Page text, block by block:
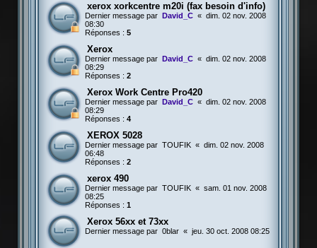
xerox xorkcentre m20i (fax besoin d'info)
Dernier message par David_C « dim. 02 nov. 2008
08:30
Réponses : 5
Xerox
Dernier message par David_C « dim. 02 nov. 2008
08:29
Réponses : 2
Xerox Work Centre Pro420
Dernier message par David_C « dim. 02 nov. 2008
08:29
Réponses : 4
XEROX 5028
Dernier message par TOUFIK « dim. 02 nov. 2008
06:48
Réponses : 2
xerox 490
Dernier message par TOUFIK « sam. 01 nov. 2008
08:25
Réponses : 1
Xerox 56xx et 73xx
Dernier message par 0blar « jeu. 30 oct. 2008 08:25